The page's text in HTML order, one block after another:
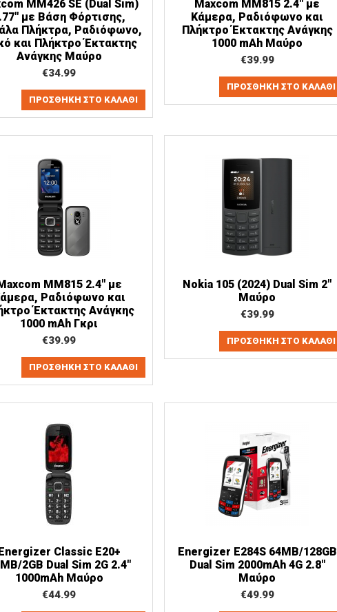
MM426 SE (Dual Sim)
με Βάση Φόρτισης,
Πλήκτρα, Ραδιόφωνο,
και Πλήκτρο Έκτακτης
Ανάγκης Μαύρο
€34.99
ΠΡΟΣΘΉΚΗ ΣΤΟ ΚΑΛΆΘΙ
Maxcom MM815 2.4" με
Κάμερα, Ραδιόφωνο και
Πλήκτρο Έκτακτης Ανάγκης
1000 mAh Μαύρο
€39.99
ΠΡΟΣΘΉΚΗ ΣΤΟ ΚΑΛΆΘΙ
MM815 2.4" με
Ραδιόφωνο και
Έκτακτης Ανάγκης
1000 mAh Γκρι
€39.99
ΠΡΟΣΘΉΚΗ ΣΤΟ ΚΑΛΆΘΙ
Nokia 105 (2024) Dual Sim 2"
Μαύρο
€39.99
ΠΡΟΣΘΉΚΗ ΣΤΟ ΚΑΛΆΘΙ
Classic E20+
2GB Dual Sim 2G 2.4"
1000mAh Μαύρο
€44.99
Energizer E284S 64MB/128GB
Dual Sim 2000mAh 4G 2.8"
Μαύρο
€49.99